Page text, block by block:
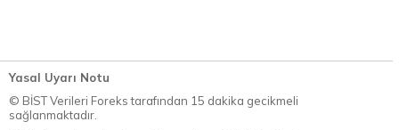
Yasal Uyarı Notu
© BİST Verileri Foreks tarafından 15 dakika gecikmeli
sağlanmaktadır.